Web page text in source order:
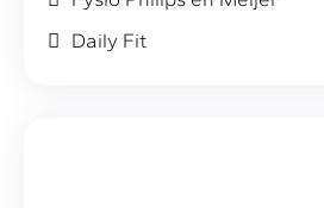
Daily Fit